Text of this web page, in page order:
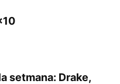
setmana: Drake,